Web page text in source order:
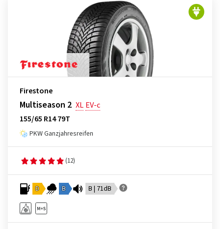
Firestone
Multiseason 2 XL EV-c
155/65 R14 79T
PKW Ganzjahresreifen
(12)
D B B | 71dB